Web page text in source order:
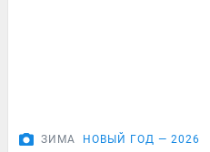
ЗИМА НОВЫЙ ГОД — 2026